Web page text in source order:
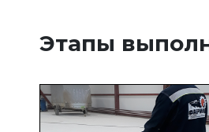
Этапы